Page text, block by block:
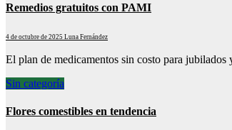
Remedios gratuitos con PAMI
4 de octubre de 2025 Luna Fernández
El plan de medicamentos sin costo para
Sin categoría
Flores comestibles en tendencia